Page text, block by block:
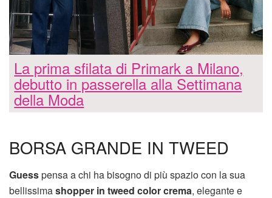
La prima sfilata di Primark a Milano,
debutto in passerella alla Settimana
della Moda
BORSA GRANDE IN TWEED
Guesspensa a chi ha bisogno di più spazio con la sua
bellissimashopper in tweed color crema, elegante e